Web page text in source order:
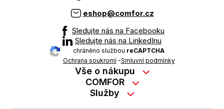
eshop@comfor.cz
Sledujte nás na Facebooku
Sledujte nás na LinkedInu
chráněno službou reCAPTCHA
Ochrana soukromí-Smluvní podmínky
Vše o nákupu
Nákup na splátky
Možnosti platby
COMFOR
Kontakty
Služby